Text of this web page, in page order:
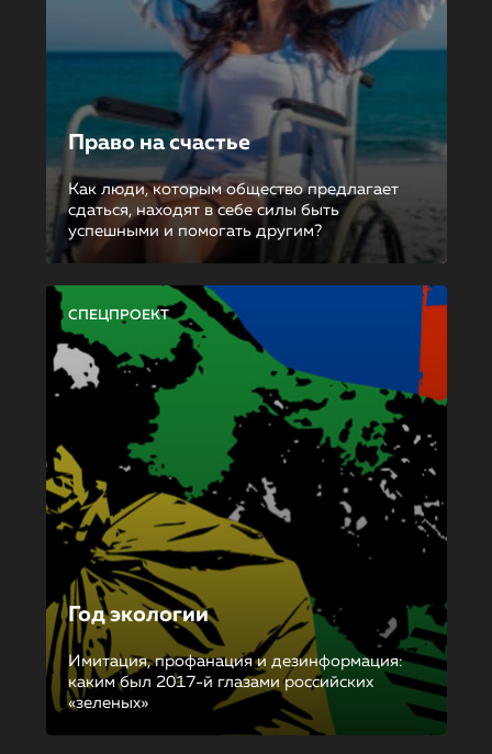
Право на счастье
Как люди, которым общество предлагает
сдаться, находят в себе силы быть
успешными и помогать другим?
СПЕЦПРОЕКТ
Год экологии
Имитация, профанация и дезинформация:
каким был 2017-й глазами российских
«зеленых»